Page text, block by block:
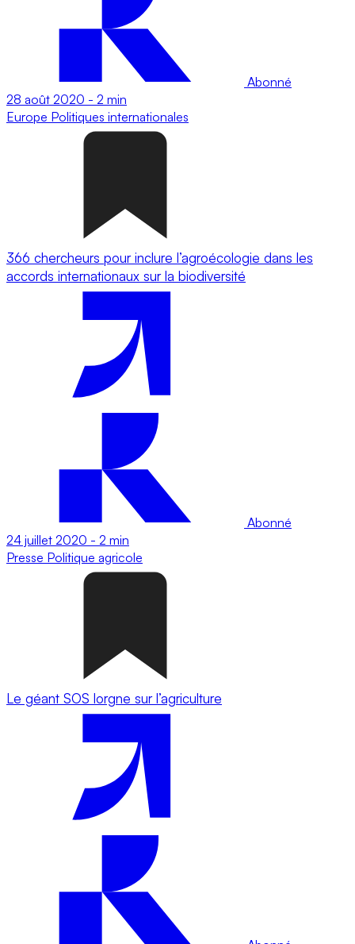
Abonné
28 août 2020 - 2 min
Europe Politiques internationales
366 chercheurs pour inclure l’agroécologie dans les
accords internationaux sur la biodiversité
Abonné
24 juillet 2020 - 2 min
Presse Politique agricole
Le géant SOS lorgne sur l’agriculture